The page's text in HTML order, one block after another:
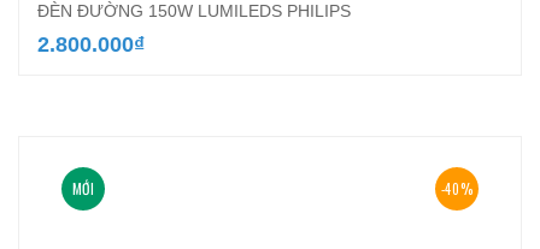
ĐÈN ĐƯỜNG 150W LUMILEDS PHILIPS
2.800.000₫
-40%
MỚI